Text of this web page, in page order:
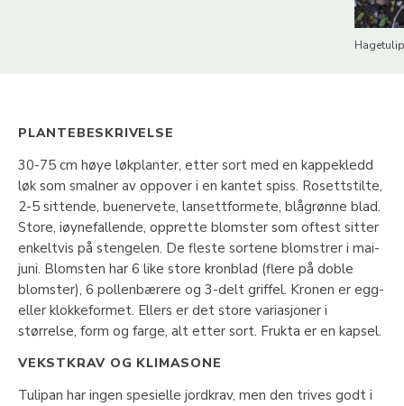
PLANTEBESKRIVELSE
30-75 cm høye løkplanter, etter sort med en kappekledd
løk som smalner av oppover i en kantet spiss. Rosettstilte,
2-5 sittende, buenervete, lansettformete, blågrønne blad.
Store, iøynefallende, opprette blomster som oftest sitter
enkeltvis på stengelen. De fleste sortene blomstrer i mai-
juni. Blomsten har 6 like store kronblad (flere på doble
blomster), 6 pollenbærere og 3-delt griffel. Kronen er egg-
eller klokkeformet. Ellers er det store variasjoner i
størrelse, form og farge, alt etter sort. Frukta er en kapsel.
VEKSTKRAV OG KLIMASONE
Tulipan har ingen spesielle jordkrav, men den trives godt i